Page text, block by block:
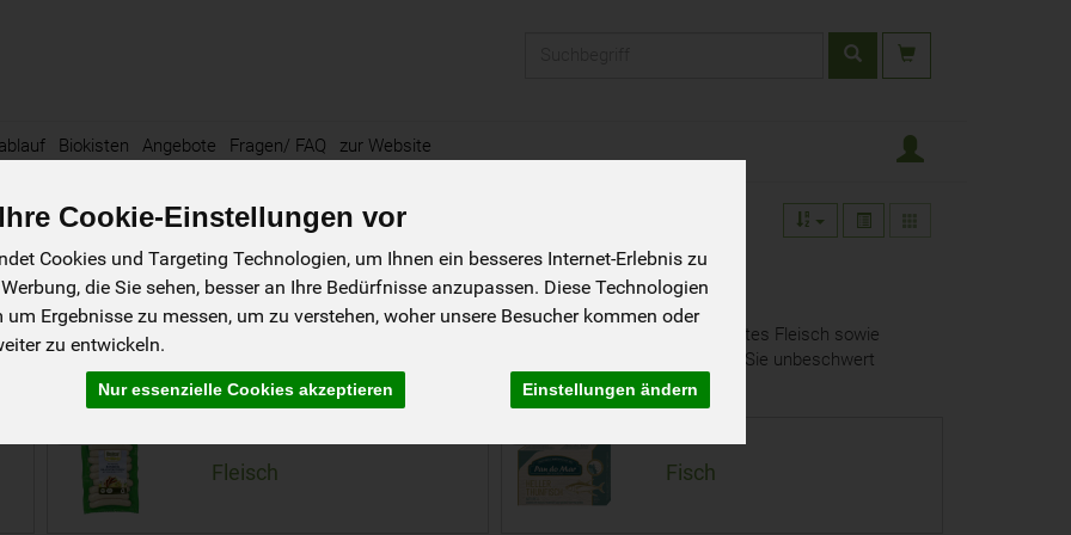
Cookie-Einstellungen vor
Cookies und Targeting Technologien, um Ihnen ein besseres Internet-Erlebnis zu
die Sie sehen, besser an Ihre Bedürfnisse anzupassen. Diese Technologien
Ergebnisse zu messen, um zu verstehen, woher unsere Besucher kommen oder
zu entwickeln.
Nur essenzielle Cookies akzeptieren Einstellungen ändern
Biokisten Angebote Fragen/ FAQ zur Website
Genuss mit klarer Herkunft
gewonnener Bio-Fisch: Unser Sortiment umfasst feinen Aufschnitt, Bratwurst, ausgewähltes Fleisch sowie
artgerechter Bio-Haltung, der Fisch aus nachhaltigem Fang oder Bio-Aquakultur. So genießen Sie unbeschwert
Verarbeitung und vollem Geschmack.
Fleisch Fisch